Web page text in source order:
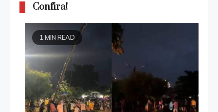
Confira!
1 MIN READ